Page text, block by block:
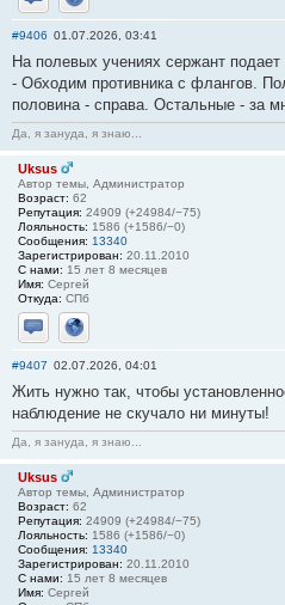
Отправить личное сообщение
Сайт
#9406 01.07.2026, 03:41
На полевых учениях сержант подает
- Обходим противника с флангов.
половина - справа. Остальные - за
Да, я зануда, я знаю...
Uksus
Автор темы, Администратор
Возраст: 62
Репутация: 24909 (+24984/−75)
Лояльность: 1586 (+1586/−0)
Сообщения: 13340
Зарегистрирован: 20.11.2010
С нами: 15 лет 8 месяцев
Имя: Сергей
Откуда: СПб
Отправить личное сообщение
Сайт
#9407 02.07.2026, 04:01
Жить нужно так, чтобы
наблюдение не скучало ни минуты!
Да, я зануда, я знаю...
Uksus
Автор темы, Администратор
Возраст: 62
Репутация: 24909 (+24984/−75)
Лояльность: 1586 (+1586/−0)
Сообщения: 13340
Зарегистрирован: 20.11.2010
С нами: 15 лет 8 месяцев
Имя: Сергей